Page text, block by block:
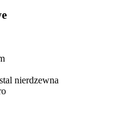
nierdzewna